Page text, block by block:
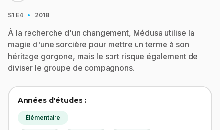
S1 E4 · 2018
À la recherche d'un changement, Médusa utilise la
magie d'une sorcière pour mettre un terme à son
héritage gorgone, mais le sort risque également de
diviser le groupe de compagnons.
Années d'études :
Élémentaire